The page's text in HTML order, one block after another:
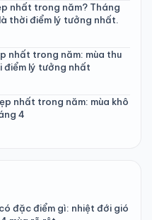
nhất trong năm? Tháng
thời điểm lý tưởng nhất.
nhất trong năm: mùa thu
điểm lý tưởng nhất
nhất trong năm: mùa khô
4
đặc điểm gì: nhiệt đới gió